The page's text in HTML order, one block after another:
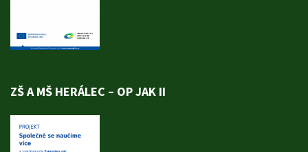
ZŠ A MŠ HERÁLEC – OP JAK II